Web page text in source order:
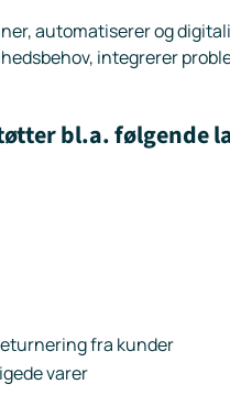
automatiserer og
integrerer
bl.a. følgende
fra kunder
varer